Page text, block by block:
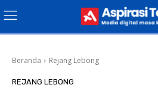
Beranda Rejang Lebong
REJANG LEBONG